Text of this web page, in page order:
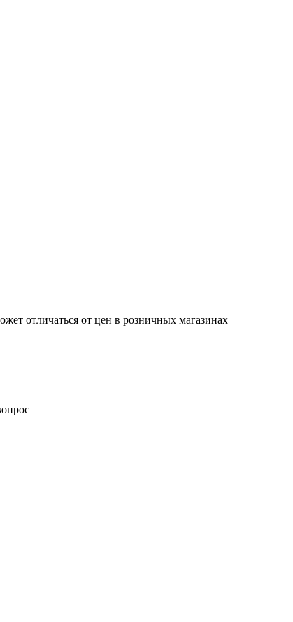
отличаться от цен в розничных магазинах